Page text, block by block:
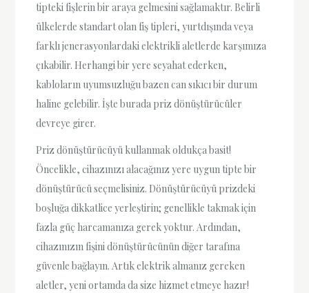
tipteki fişlerin bir araya gelmesini sağlamaktır. Belirli
ülkelerde standart olan fiş tipleri, yurtdışında veya
farklı jenerasyonlardaki elektrikli aletlerde karşımıza
çıkabilir. Herhangi bir yere seyahat ederken,
kabloların uyumsuzluğu bazen can sıkıcı bir durum
haline gelebilir. İşte burada priz dönüştürücüler
devreye girer.
Priz dönüştürücüyü kullanmak oldukça basit!
Öncelikle, cihazınızı alacağınız yere uygun tipte bir
dönüştürücü seçmelisiniz. Dönüştürücüyü prizdeki
boşluğa dikkatlice yerleştirin; genellikle takmak için
fazla güç harcamanıza gerek yoktur. Ardından,
cihazınızın fişini dönüştürücünün diğer tarafına
güvenle bağlayın. Artık elektrik almanız gereken
aletler, yeni ortamda da size hizmet etmeye hazır!